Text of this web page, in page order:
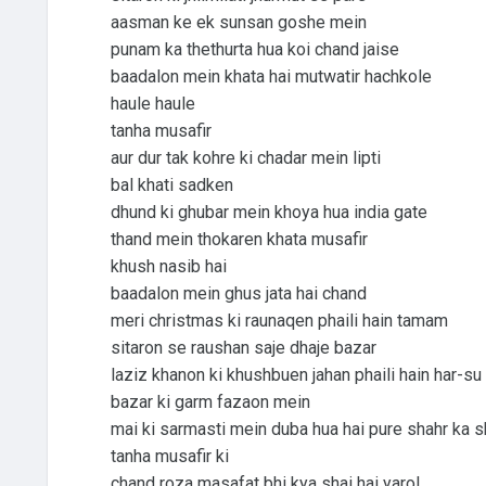
aasman ke ek sunsan goshe mein
punam ka thethurta hua koi chand jaise
baadalon mein khata hai mutwatir hachkole
haule haule
tanha musafir
aur dur tak kohre ki chadar mein lipti
bal khati sadken
dhund ki ghubar mein khoya hua india gate
thand mein thokaren khata musafir
khush nasib hai
baadalon mein ghus jata hai chand
meri christmas ki raunaqen phaili hain tamam
sitaron se raushan saje dhaje bazar
laziz khanon ki khushbuen jahan phaili hain har-su
bazar ki garm fazaon mein
mai ki sarmasti mein duba hua hai pure shahr ka
tanha musafir ki